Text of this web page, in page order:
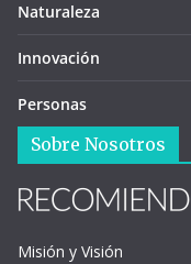
Naturaleza
Innovación
Personas
Sobre Nosotros
Misión y Visión